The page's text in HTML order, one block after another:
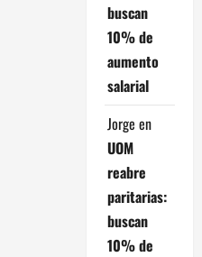
buscan
10% de
aumento
salarial
Jorge en
UOM
reabre
paritarias:
buscan
10% de